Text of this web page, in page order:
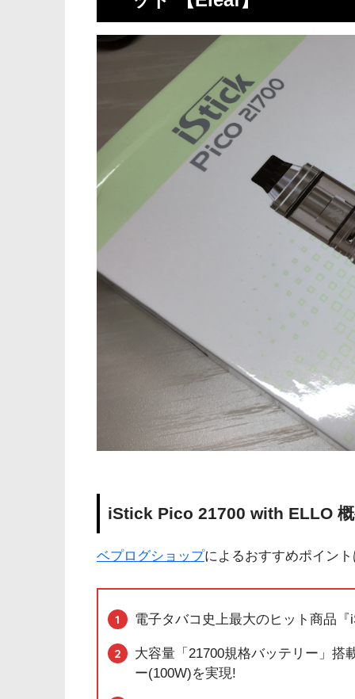
iStick Pico 21700 with ELLO
ベプログショップによるおすすめポイン
電子タバコ史上最大のヒット商品
大容量「21700規格バッテリー」搭
ー(100W)を実現!